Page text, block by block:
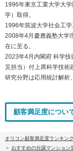
1996年東京工業大学大
学）取得。
1996年筑波大学社会工
2008年4月慶應義塾大学
在に至る。
2023年4月内閣府 科学
災担当）付上席科学技術
研究分野は応用統計解析
顧客満足度につい
オリコン顧客満足度ランキン
おすすめの分譲マンション